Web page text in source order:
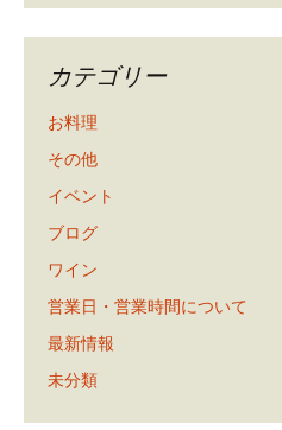
カテゴリー
お料理
その他
イベント
ブログ
ワイン
営業日・営業時間について
最新情報
未分類